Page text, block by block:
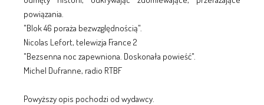
powiązania.
"Blok 46 poraża bezwzględnością".
Nicolas Lefort, telewizja France 2
"Bezsenna noc zapewniona. Doskonała powieść".
Michel Dufranne, radio RTBF
Powyższy opis pochodzi od wydawcy.